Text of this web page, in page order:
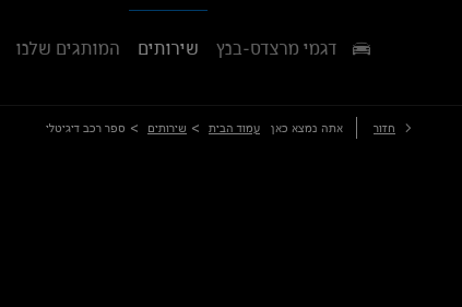
דגמי מרצדס-בנץ שירותים המותגים שלנו
חזור אתה נמצא כאן עמוד הבית > שירותים > ספר רכב דיגיטלי